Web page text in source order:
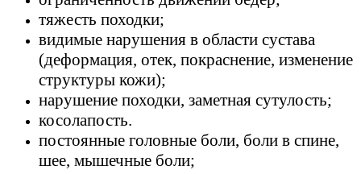
тяжесть походки;
видимые нарушения в области сустава
(деформация, отек, покраснение, изменение
структуры кожи);
нарушение походки, заметная сутулость;
косолапость.
постоянные головные боли, боли в спине,
шее, мышечные боли;